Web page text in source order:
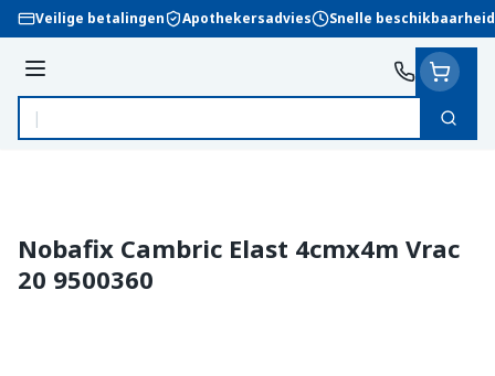
Ga naar de inhoud
Veilige betalingen Apothekersadvies Snelle beschikbaarheid
Menu
Product, merk, categorie...
Zoek
Nobafix Cambric Elast 4cmx4m Vrac
20 9500360